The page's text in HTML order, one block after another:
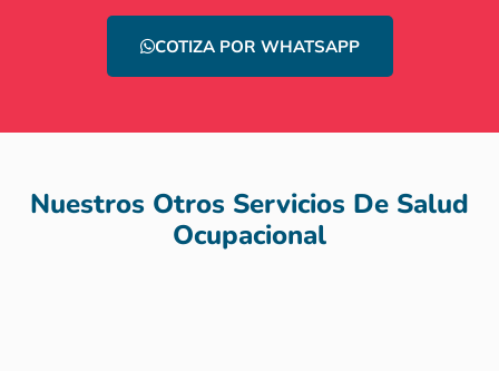
COTIZA POR WHATSAPP
Nuestros Otros Servicios De Salud
Ocupacional